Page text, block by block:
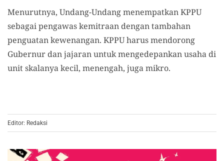
Menurutnya, Undang-Undang menempatkan KPPU
sebagai pengawas kemitraan dengan tambahan
penguatan kewenangan. KPPU harus mendorong
Gubernur dan jajaran untuk mengedepankan usaha di
unit skalanya kecil, menengah, juga mikro.
Editor: Redaksi